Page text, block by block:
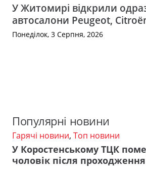
У Житомирі відкрили
автосалони Peugeot,
Понеділок, 3 Серпня, 2026
Популярні новини
Гарячі новини, Топ новини
У Коростенському ТЦК
чоловік після